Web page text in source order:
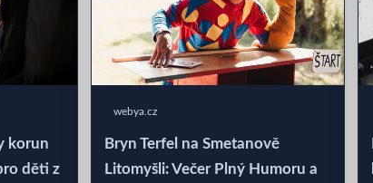
korun
děti z
webya.cz
Bryn Terfel na Smetanově
Litomyšli: Večer Plný Humoru a